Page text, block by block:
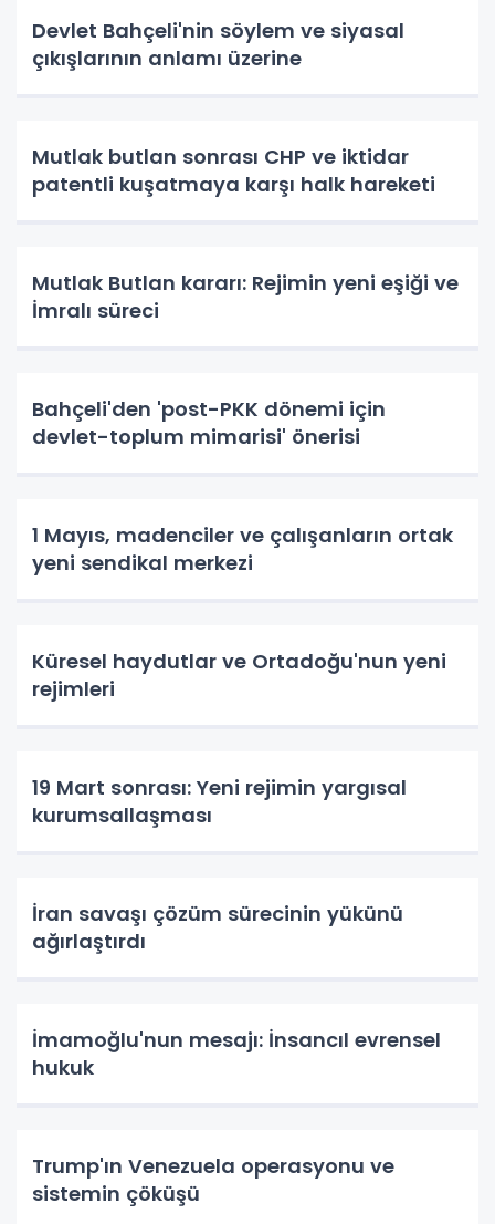
Devlet Bahçeli'nin söylem ve siyasal
çıkışlarının anlamı üzerine
Mutlak butlan sonrası CHP ve iktidar
patentli kuşatmaya karşı halk hareketi
Mutlak Butlan kararı: Rejimin yeni eşiği ve
İmralı süreci
Bahçeli'den 'post-PKK dönemi için
devlet-toplum mimarisi' önerisi
1 Mayıs, madenciler ve çalışanların ortak
yeni sendikal merkezi
Küresel haydutlar ve Ortadoğu'nun yeni
rejimleri
19 Mart sonrası: Yeni rejimin yargısal
kurumsallaşması
İran savaşı çözüm sürecinin yükünü
ağırlaştırdı
İmamoğlu'nun mesajı: İnsancıl evrensel
hukuk
Trump'ın Venezuela operasyonu ve
sistemin çöküşü